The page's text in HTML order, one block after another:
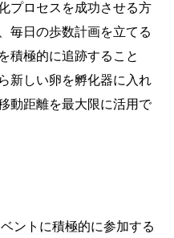
プロセスを成功させる方
毎日の歩数計画を立てる
積極的に追跡すること
新しい卵を孵化器に入れ
動距離を最大限に活用で
ントに積極的に参加する